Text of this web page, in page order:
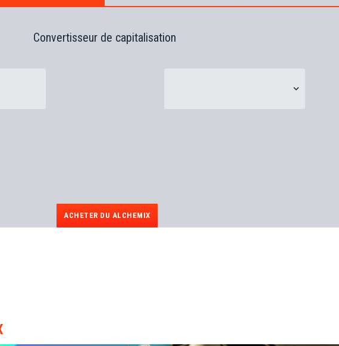
Convertisseur de capitalisation
ACHETER DU ALCHEMIX